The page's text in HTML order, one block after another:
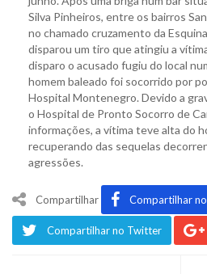
Silva Pinheiros, entre os bairros
no chamado cruzamento da
disparou um tiro que atingiu a
disparo o acusado fugiu do local
homem baleado foi socorrido por
Hospital Montenegro. Devido a
o Hospital de Pronto Socorro de
informações, a vítima teve alta do
recuperando das sequelas
agressões.
Compartilhar Compartilhar
Compartilhar no Twitter